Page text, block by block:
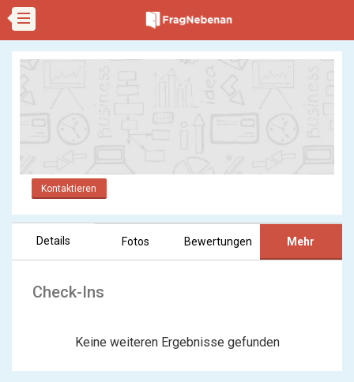
Kontaktieren
Details Fotos Bewertungen Mehr
Check-Ins
Keine weiteren Ergebnisse gefunden